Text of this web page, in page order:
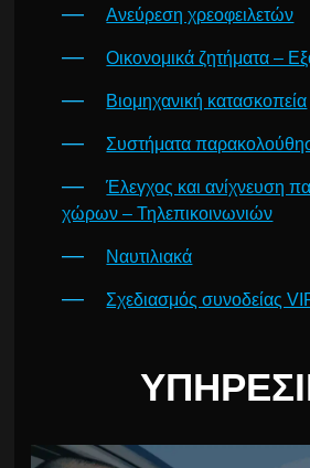
Ανεύρεση χρεοφειλετών
Οικονομικά ζητήματα –
Βιομηχανική κατασκοπεία
Συστήματα
Έλεγχος και ανίχνευση
χώρων – Τηλεπικοινωνιών
Ναυτιλιακά
Σχεδιασμός συνοδείας